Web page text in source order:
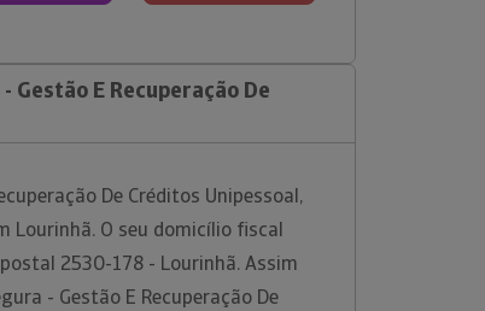
Gestão E Recuperação De
De Créditos Unipessoal,
Lourinhã. O seu domicílio fiscal
2530-178 - Lourinhã. Assim
- Gestão E Recuperação De